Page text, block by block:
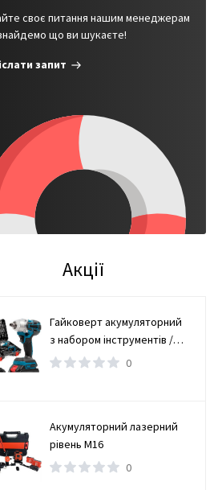
своє питання нашим менеджерам
що ви шукаєте!
запит
Акції
Гайковерт акумуляторний
з набором інструментів /
Безщітковий гайковерт 2
0
Акумуляторний лазерний
рівень М16
0